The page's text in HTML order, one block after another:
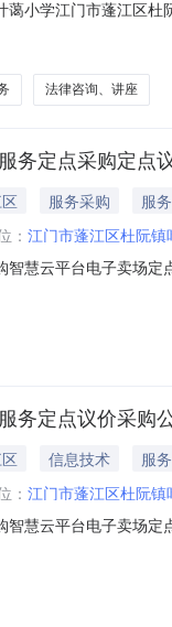
蔼小学江门市蓬江区
广东省-江门市-蓬江
法律咨询、讲座
务定点采购定点
服务采购
服务
： 江门市蓬江区杜阮镇
智慧云平台电子卖场
应商报价(元)是否中
务定点议价采购
信息技术
服务
： 江门市蓬江区杜阮镇
智慧云平台电子卖场
9月1日--2025年8月